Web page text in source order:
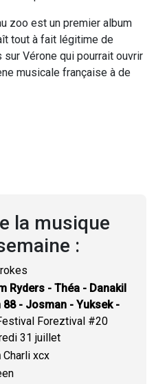
zoo est un premier album
tout à fait légitime de
Vérone qui pourrait ouvrir
musicale française à de
la musique
:
Ryders - Théa - Danakil
- Josman - Yuksek -
Foreztival #20
31 juillet
Charli xcx